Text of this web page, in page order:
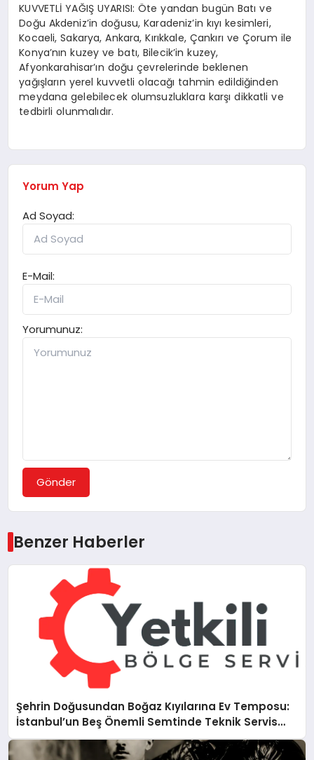
KUVVETLİ YAĞIŞ UYARISI: Öte yandan bugün Batı ve
Doğu Akdeniz’in doğusu, Karadeniz’in kıyı kesimleri,
Kocaeli, Sakarya, Ankara, Kırıkkale, Çankırı ve Çorum ile
Konya’nın kuzey ve batı, Bilecik’in kuzey,
Afyonkarahisar’ın doğu çevrelerinde beklenen
yağışların yerel kuvvetli olacağı tahmin edildiğinden
meydana gelebilecek olumsuzluklara karşı dikkatli ve
tedbirli olunmalıdır.
Yorum Yap
Ad Soyad:
E-Mail:
Yorumunuz:
Gönder
Benzer Haberler
Şehrin Doğusundan Boğaz Kıyılarına Ev Temposu:
İstanbul’un Beş Önemli Semtinde Teknik Servis
Deneyimi